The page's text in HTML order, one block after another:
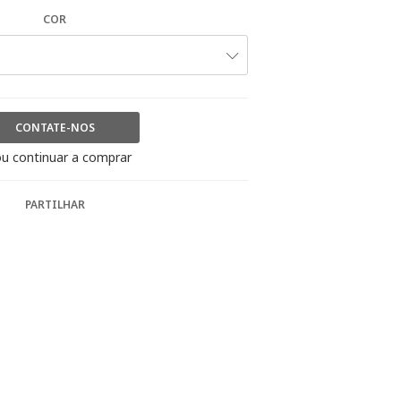
COR
CONTATE-NOS
continuar a comprar
PARTILHAR